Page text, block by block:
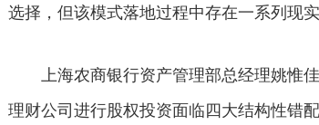
选择，但该模式落地过程中存在一系列现实
上海农商银行资产管理部总经理姚惟佳
理财公司进行股权投资面临四大结构性错